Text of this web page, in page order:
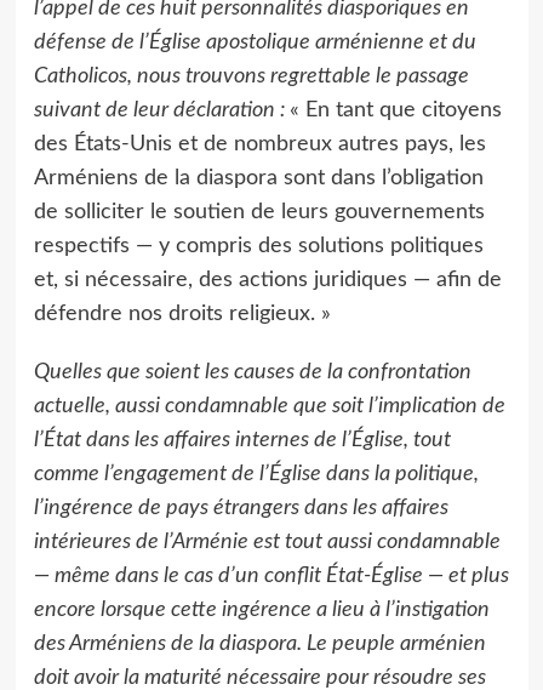
l’appel de ces huit personnalités diasporiques en
défense de l’Église apostolique arménienne et du
Catholicos, nous trouvons regrettable le passage
suivant de leur déclaration : « En tant que citoyens
des États-Unis et de nombreux autres pays, les
Arméniens de la diaspora sont dans l’obligation
de solliciter le soutien de leurs gouvernements
respectifs — y compris des solutions politiques
et, si nécessaire, des actions juridiques — afin de
défendre nos droits religieux. »
Quelles que soient les causes de la confrontation
actuelle, aussi condamnable que soit l’implication de
l’État dans les affaires internes de l’Église, tout
comme l’engagement de l’Église dans la politique,
l’ingérence de pays étrangers dans les affaires
intérieures de l’Arménie est tout aussi condamnable
— même dans le cas d’un conflit État-Église — et plus
encore lorsque cette ingérence a lieu à l’instigation
des Arméniens de la diaspora. Le peuple arménien
doit avoir la maturité nécessaire pour résoudre ses